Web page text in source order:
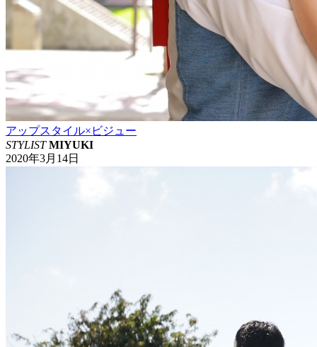
アップスタイル×ビジュー
STYLIST MIYUKI
2020年3月14日